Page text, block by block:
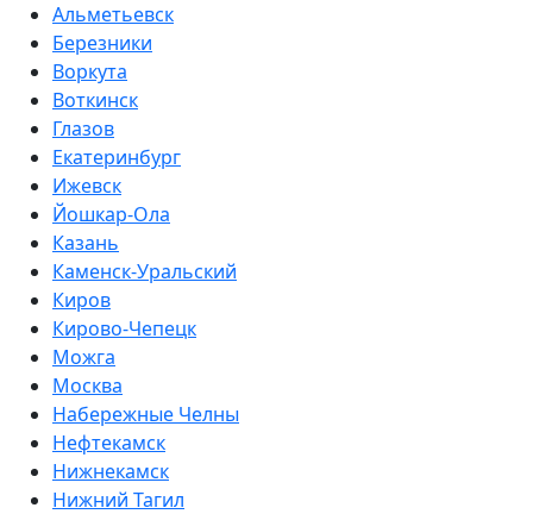
Альметьевск
Березники
Воркута
Воткинск
Глазов
Екатеринбург
Ижевск
Йошкар-Ола
Казань
Каменск-Уральский
Киров
Кирово-Чепецк
Можга
Москва
Набережные Челны
Нефтекамск
Нижнекамск
Нижний Тагил